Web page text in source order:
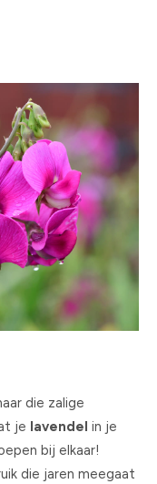
die zalige
je lavendel in je
bij elkaar!
die jaren meegaat